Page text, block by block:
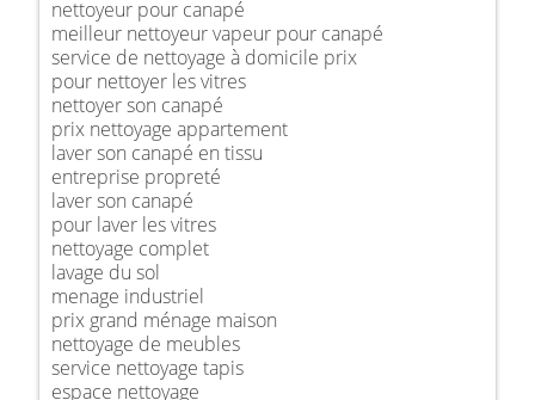
nettoyeur pour canapé
meilleur nettoyeur vapeur pour canapé
service de nettoyage à domicile prix
pour nettoyer les vitres
nettoyer son canapé
prix nettoyage appartement
laver son canapé en tissu
entreprise propreté
laver son canapé
pour laver les vitres
nettoyage complet
lavage du sol
menage industriel
prix grand ménage maison
nettoyage de meubles
service nettoyage tapis
espace nettoyage